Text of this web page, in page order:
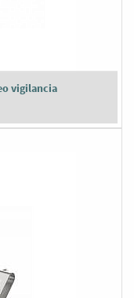
vigilancia